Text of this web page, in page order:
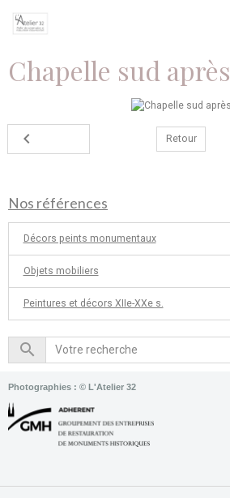
Chapelle sud après
Retour
Nos références
Décors peints monumentaux
Objets mobiliers
Peintures et décors XIIe-XXe s.
Photographies : © L'Atelier 32